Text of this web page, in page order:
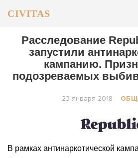
CIVITAS
ОБЩЕСТВО
Расследование
запустили
кампанию.
подозреваемых
23 января 2018
В рамках антинаркотической